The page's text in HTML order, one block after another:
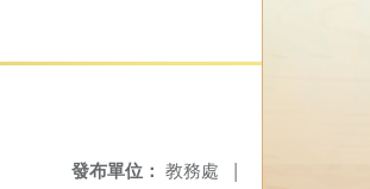
發布單位： 教務處 |